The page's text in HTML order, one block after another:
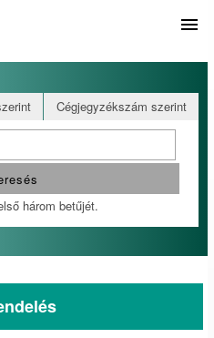
Cégjegyzékszám szerint
három betűjét.